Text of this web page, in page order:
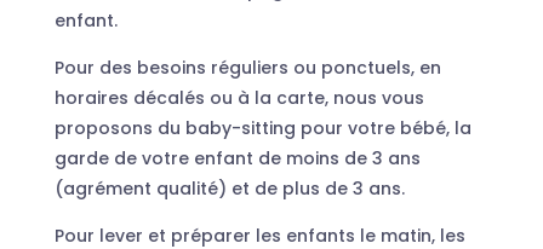
enfant.
Pour des besoins réguliers ou ponctuels, en
horaires décalés ou à la carte, nous vous
proposons du baby-sitting pour votre bébé, la
garde de votre enfant de moins de 3 ans
(agrément qualité) et de plus de 3 ans.
Pour lever et préparer les enfants le matin, les